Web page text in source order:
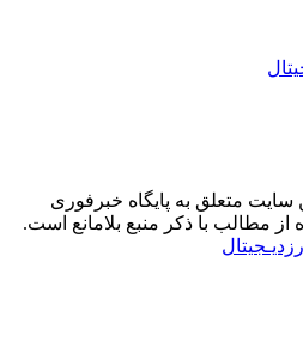
متعلق به پایگاه خبرفوری
از مطالب با ذکر منبع بلامانع است.